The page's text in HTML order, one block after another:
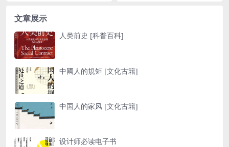
文章展示
人类前史 [科普百科]
中國人的規矩 [文化古籍]
中国人的家风 [文化古籍]
设计师必读电子书